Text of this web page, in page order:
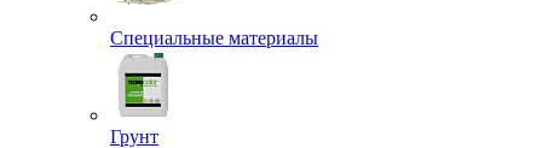
Специальные материалы
Грунт